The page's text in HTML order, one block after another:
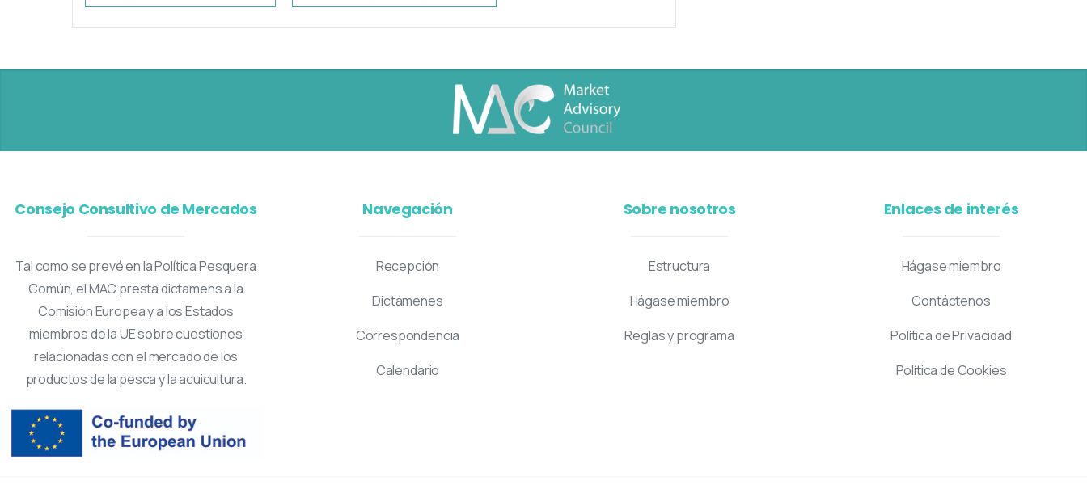
Consejo Consultivo de Mercados
Tal como se prevé en la Política Pesquera
Común, el MAC presta dictamens a la
Comisión Europea y a los Estados
miembros de la UE sobre cuestiones
relacionadas con el mercado de los
productos de la pesca y la acuicultura.
Navegación
Recepción
Dictámenes
Correspondencia
Calendario
Sobre nosotros
Estructura
Hágase miembro
Reglas y programa
Enlaces de interés
Hágase miembro
Contáctenos
Política de Privacidad
Política de Cookies